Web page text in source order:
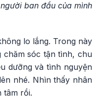
ban đầu của mình
lo lắng. Trong này
chăm sóc tận tình, chu
dưỡng và tình nguyện
nhé. Nhìn thấy nhân
tâm rồi.